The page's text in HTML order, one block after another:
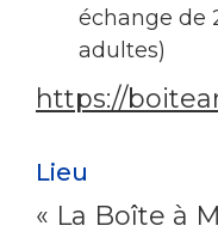
échange de
adultes)
https://
Lieu
« La Boîte à